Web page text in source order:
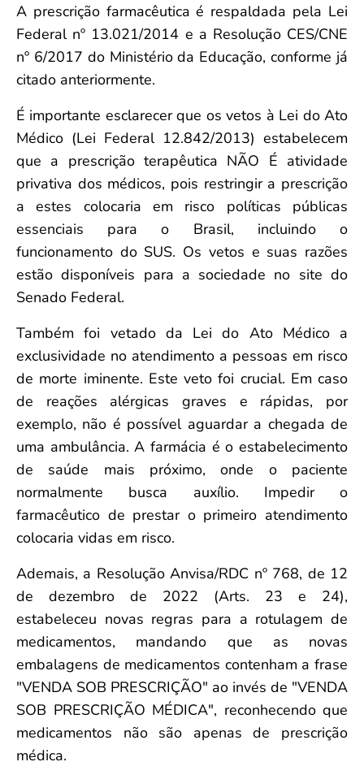
A prescrição farmacêutica é respaldada pela Lei
Federal nº 13.021/2014 e a Resolução CES/CNE
nº 6/2017 do Ministério da Educação, conforme já
citado anteriormente.
É importante esclarecer que os vetos à Lei do Ato
Médico (Lei Federal 12.842/2013) estabelecem
que a prescrição terapêutica NÃO É atividade
privativa dos médicos, pois restringir a prescrição
a estes colocaria em risco políticas públicas
essenciais para o Brasil, incluindo o
funcionamento do SUS. Os vetos e suas razões
estão disponíveis para a sociedade no site do
Senado Federal.
Também foi vetado da Lei do Ato Médico a
exclusividade no atendimento a pessoas em risco
de morte iminente. Este veto foi crucial. Em caso
de reações alérgicas graves e rápidas, por
exemplo, não é possível aguardar a chegada de
uma ambulância. A farmácia é o estabelecimento
de saúde mais próximo, onde o paciente
normalmente busca auxílio. Impedir o
farmacêutico de prestar o primeiro atendimento
colocaria vidas em risco.
Ademais, a Resolução Anvisa/RDC nº 768, de 12
de dezembro de 2022 (Arts. 23 e 24),
estabeleceu novas regras para a rotulagem de
medicamentos, mandando que as novas
embalagens de medicamentos contenham a frase
"VENDA SOB PRESCRIÇÃO" ao invés de "VENDA
SOB PRESCRIÇÃO MÉDICA", reconhecendo que
medicamentos não são apenas de prescrição
médica.